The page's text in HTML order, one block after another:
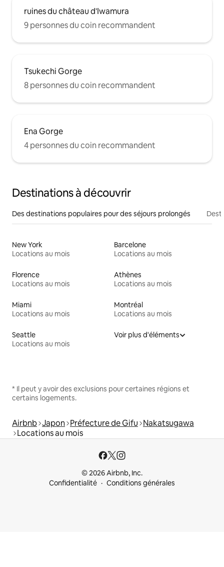
ruines du château d'Iwamura
9 personnes du coin recommandent
Tsukechi Gorge
8 personnes du coin recommandent
Ena Gorge
4 personnes du coin recommandent
Destinations à découvrir
Des destinations populaires pour des séjours prolongés
New York
Locations au mois
Barcelone
Locations au mois
Florence
Locations au mois
Athènes
Locations au mois
Miami
Locations au mois
Montréal
Locations au mois
Seattle
Locations au mois
Voir plus d'éléments
* Il peut y avoir des exclusions pour certaines régions et
certains logements.
Airbnb Japon Préfecture de Gifu Nakatsugawa
Locations au mois
© 2026 Airbnb, Inc.
Confidentialité
Conditions générales